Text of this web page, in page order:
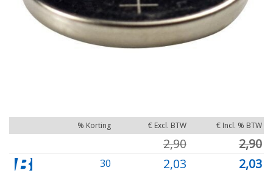
% Korting € Excl. BTW € Incl. % BTW
2,90 2,90
30 2,03 2,03